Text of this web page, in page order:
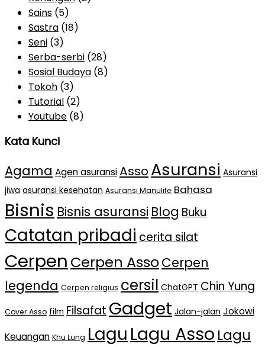
Sains (5)
Sastra (18)
Seni (3)
Serba-serbi (28)
Sosial Budaya (8)
Tokoh (3)
Tutorial (2)
Youtube (8)
Kata Kunci
Agama Agen asuransiAsso Asuransi Asuransi
jiwa asuransi kesehatan Asuransi Manulife Bahasa
Bisnis Bisnis asuransi Blog Buku
Catatan pribadi cerita silat
Cerpen Cerpen AssoCerpen
legenda Cerpen religius cersil ChatGPT Chin Yung
Cover Asso film Filsafat Gadget Jalan-jalan Jokowi
Keuangan Khu Lung Lagu Lagu Asso Lagu